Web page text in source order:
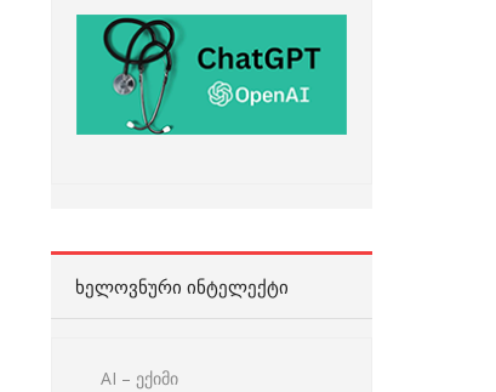
ᲮᲔᲚᲝᲕᲜᲣᲠᲘ ᲘᲜᲢᲔᲚᲔᲥᲢᲘ
AI – ექიმი